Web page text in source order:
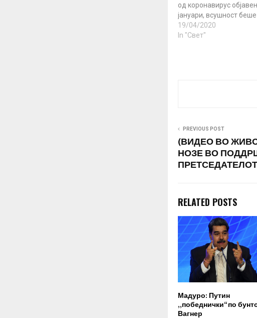
од коронавирус
јануари, всушност беше
објавен од службено
средно ниво за да не се
организација на
19/04/2020
In "Свет"
PREVIOUS POST
(ВИДЕО ВО
НОЗЕ ВО
RELATED POSTS
Мадуро: Путин
„победнички“ по
Вагнер